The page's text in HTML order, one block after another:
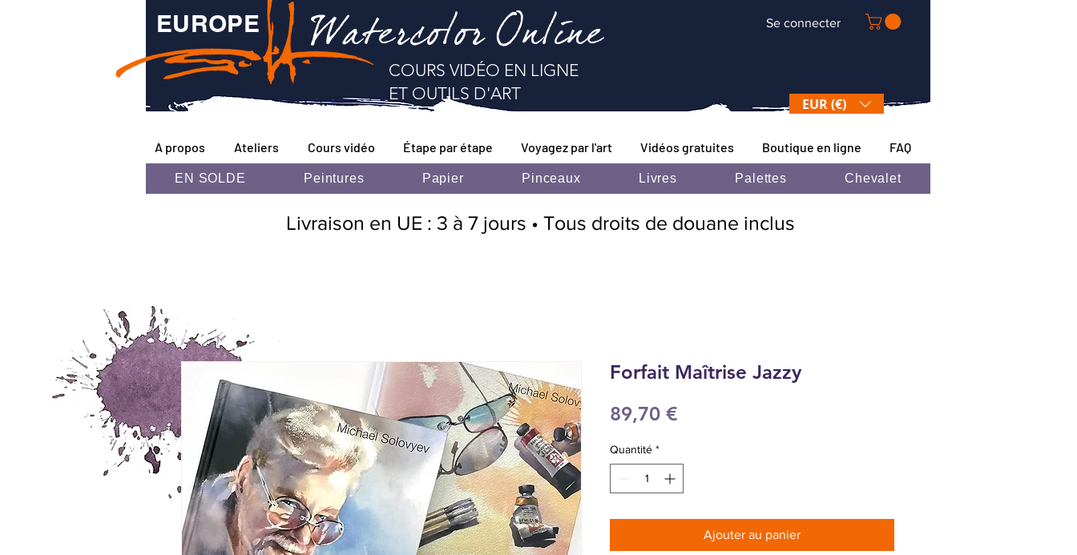
Watercolor Online Se connecter
COURS VIDÉO EN LIGNE
ET OUTILS D'ART
EUR (€)
EUROPE
A propos Ateliers Cours vidéo Étape par étape Voyagez par l'art Vidéos gratuites Boutique en ligne FAQ
EN SOLDE Peintures Papier Pinceaux Livres Palettes Chevalet
Livraison en UE : 3 à 7 jours • Tous droits de douane inclus
Forfait Maîtrise Jazzy
89,70 €
Quantité *
Ajouter au panier